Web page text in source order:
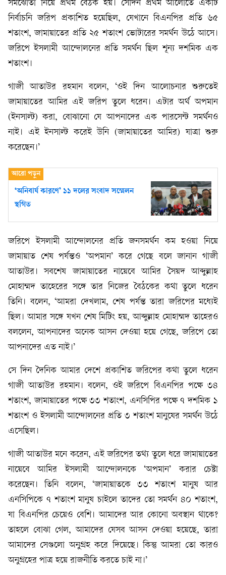
সমঝোতা নিয়ে প্রথম বৈঠক হয়। সেদিন প্রথম আলোতে একটি
নির্বাচনি জরিপ প্রকাশিত হয়েছিল, যেখানে বিএনপির প্রতি ৬৫
শতাংশ, জামায়াতের প্রতি ২৫ শতাংশ ভোটারের সমর্থন উঠে আসে।
জরিপে ইসলামী আন্দোলনের প্রতি সমর্থন ছিল শূন্য দশমিক এক
শতাংশ।
গাজী আতাউর রহমান বলেন, ‘ওই দিন আলোচনার শুরুতেই
জামায়াতের আমির এই জরিপ তুলে ধরেন। এটার অর্থ অপমান
(ইনসাল্ট) করা, বোঝানো যে আপনাদের এক পারসেন্ট সমর্থনও
নাই। এই ইনসাল্ট করেই উনি (জামায়াতের আমির) যাত্রা শুরু
করেছেন।’
‘অনিবার্য কারণে’ ১১ দলের সংবাদ সম্মেলন
স্থগিত
জরিপে ইসলামী আন্দোলনের প্রতি জনসমর্থন কম হওয়া নিয়ে
জামায়াত শেষ পর্যন্তও ‘অপমান’ করে গেছে বলে জানান গাজী
আতাউর। সবশেষ জামায়াতের নায়েবে আমির সৈয়দ আব্দুল্লাহ
মোহাম্মদ তাহেরের সঙ্গে তার নিজের বৈঠকের কথা তুলে ধরেন
তিনি। বলেন, ‘আমরা দেখলাম, শেষ পর্যন্ত তারা জরিপের মধ্যেই
ছিল। আমার সঙ্গে যখন শেষ মিটিং হয়, আব্দুল্লাহ মোহাম্মদ তাহেরও
বললেন, আপনাদের অনেক আসন দেওয়া হয়ে গেছে, জরিপে তো
আপনাদের এত নাই।’
সে দিন দৈনিক আমার দেশে প্রকাশিত জরিপের কথা তুলে ধরেন
গাজী আতাউর রহমান। বলেন, ওই জরিপে বিএনপির পক্ষে ৩৪
শতাংশ, জামায়াতের পক্ষে ৩৩ শতাংশ, এনসিপির পক্ষে ৭ দশমিক ১
শতাংশ ও ইসলামী আন্দোলনের প্রতি ৩ শতাংশ মানুষের সমর্থন উঠে
এসেছিল।
গাজী আতাউর মনে করেন, এই জরিপের তথ্য তুলে ধরে জামায়াতের
নায়েবে আমির ইসলামী আন্দোলনকে ‘অপমান’ করার চেষ্টা
করেছেন। তিনি বলেন, ‘জামায়াতকে ৩৩ শতাংশ মানুষ আর
এনসিপিকে ৭ শতাংশ মানুষ চাইলে তাদের তো সমর্থন ৪০ শতাংশ,
যা বিএনপির চেয়েও বেশি। আমাদের আর কোনো অবস্থান থাকে?
তাহলে বোঝা গেল, আমাদের যেসব আসন দেওয়া হয়েছে, তারা
আমাদের সেগুলো অনুগ্রহ করে দিয়েছে। কিন্তু আমরা তো কারও
অনুগ্রহের পাত্র হয়ে রাজনীতি করতে চাই না।’